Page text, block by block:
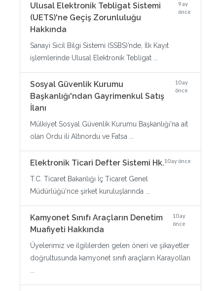
Ulusal Elektronik Tebligat Sistemi
(UETS)'ne Geçiş Zorunluluğu
Hakkında
9 ay
önce
Sanayi Sicil Bilgi Sistemi (SSBS)’nde, İlk Kayıt
işlemlerinde Ulusal Elektronik Tebligat ...
Sosyal Güvenlik Kurumu
Başkanlığı'ndan Gayrimenkul Satış
İlanı
10 ay
önce
Mülkiyet Sosyal Güvenlik Kurumu Başkanlığı'na ait
olan Ordu ili Altınordu ve Fatsa ...
Elektronik Ticari Defter Sistemi Hk.10 ay önce
T.C. Ticaret Bakanlığı İç Ticaret Genel
Müdürlüğü'nce şirket kuruluşlarında ...
Kamyonet Sınıfı Araçların Denetim
Muafiyeti Hakkında
10 ay
önce
Üyelerimiz ve ilgililerden gelen öneri ve şikayetler
doğrultusunda kamyonet sınıfı araçların Karayolları